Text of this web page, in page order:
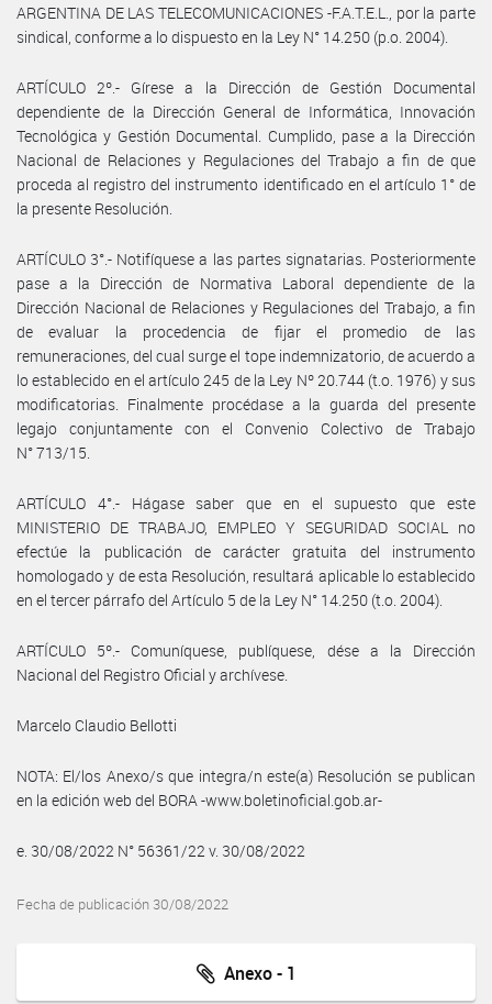
ARGENTINA DE LAS TELECOMUNICACIONES -F.A.T.E.L., por la parte
sindical, conforme a lo dispuesto en la Ley N° 14.250 (p.o. 2004).
ARTÍCULO 2º.- Gírese a la Dirección de Gestión Documental
dependiente de la Dirección General de Informática, Innovación
Tecnológica y Gestión Documental. Cumplido, pase a la Dirección
Nacional de Relaciones y Regulaciones del Trabajo a fin de que
proceda al registro del instrumento identificado en el artículo 1° de
la presente Resolución.
ARTÍCULO 3°.- Notifíquese a las partes signatarias. Posteriormente
pase a la Dirección de Normativa Laboral dependiente de la
Dirección Nacional de Relaciones y Regulaciones del Trabajo, a fin
de evaluar la procedencia de fijar el promedio de las
remuneraciones, del cual surge el tope indemnizatorio, de acuerdo a
lo establecido en el artículo 245 de la Ley Nº 20.744 (t.o. 1976) y sus
modificatorias. Finalmente procédase a la guarda del presente
legajo conjuntamente con el Convenio Colectivo de Trabajo
N° 713/15.
ARTÍCULO 4°.- Hágase saber que en el supuesto que este
MINISTERIO DE TRABAJO, EMPLEO Y SEGURIDAD SOCIAL no
efectúe la publicación de carácter gratuita del instrumento
homologado y de esta Resolución, resultará aplicable lo establecido
en el tercer párrafo del Artículo 5 de la Ley N° 14.250 (t.o. 2004).
ARTÍCULO 5º.- Comuníquese, publíquese, dése a la Dirección
Nacional del Registro Oficial y archívese.
Marcelo Claudio Bellotti
NOTA: El/los Anexo/s que integra/n este(a) Resolución se publican
en la edición web del BORA -www.boletinoficial.gob.ar-
e. 30/08/2022 N° 56361/22 v. 30/08/2022
Fecha de publicación 30/08/2022
Anexo - 1